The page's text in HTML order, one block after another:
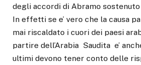
degli accordi di Abramo
In effetti se e’ vero che la causa
mai riscaldato i cuori dei paesi
partire dell’Arabia Saudita e’
ultimi devono tener conto delle